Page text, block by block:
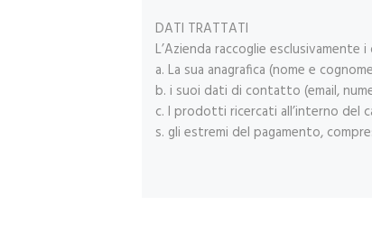
DATI TRATTATI
L’Azienda raccoglie
a. La sua anagrafica (nome e
b. i suoi dati di contatto (email,
c. I prodotti ricercati all’interno del
s. gli estremi del pagamento,